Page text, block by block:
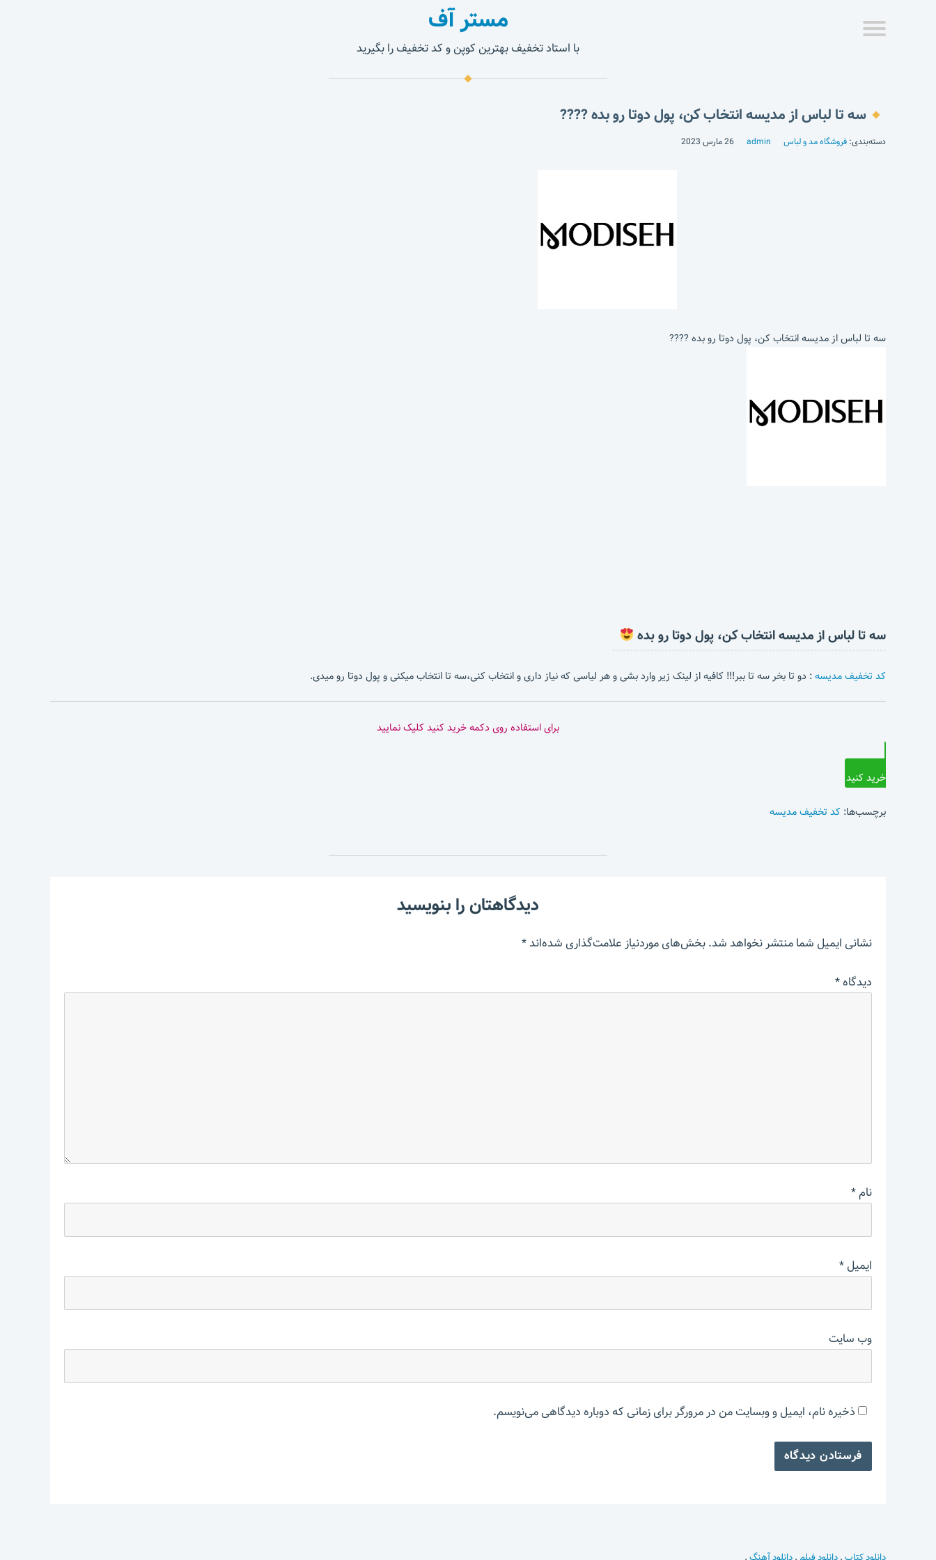
مستر آف
با استاد تخفیف بهترین کوپن و کد تخفیف را بگیرید
سه تا لباس از مدیسه انتخاب کن، پول دوتا رو بده ????
دسته‌بندی: فروشگاه مد و لباس admin 26 مارس 2023
سه تا لباس از مدیسه انتخاب کن، پول دوتا رو بده ????
سه تا لباس از مدیسه انتخاب کن، پول دوتا رو بده
کد تخفیف مدیسه: دو تا بخر سه تا ببر!!! کافیه از لینک زیر وارد بشی و هر لیاسی که نیاز داری و انتخاب کنی،سه تا انتخاب میکنی و پول دوتا رو میدی.
برای استفاده روی دکمه خرید کنید کلیک نمایید
خرید کنید
برچسب‌ها: کد تخفیف مدیسه
دیدگاهتان را بنویسید
نشانی ایمیل شما منتشر نخواهد شد.بخش‌های موردنیاز علامت‌گذاری شده‌اند*
دیدگاه*
نام*
ایمیل*
وب‌ سایت
ذخیره نام، ایمیل و وبسایت من در مرورگر برای زمانی که دوباره دیدگاهی می‌نویسم.
دانلود کتاب.دانلود فیلم .دانلود آهنگ.